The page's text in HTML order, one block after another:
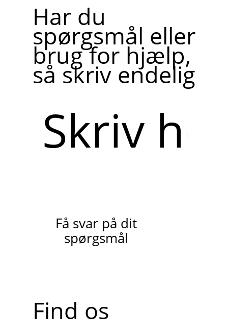
Har du
spørgsmål eller
brug for hjælp,
så skriv endelig
her
Få svar på dit
spørgsmål
Find os